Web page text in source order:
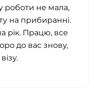
роботи не мала,
на прибиранні.
рік. Працю, все
до вас знову,